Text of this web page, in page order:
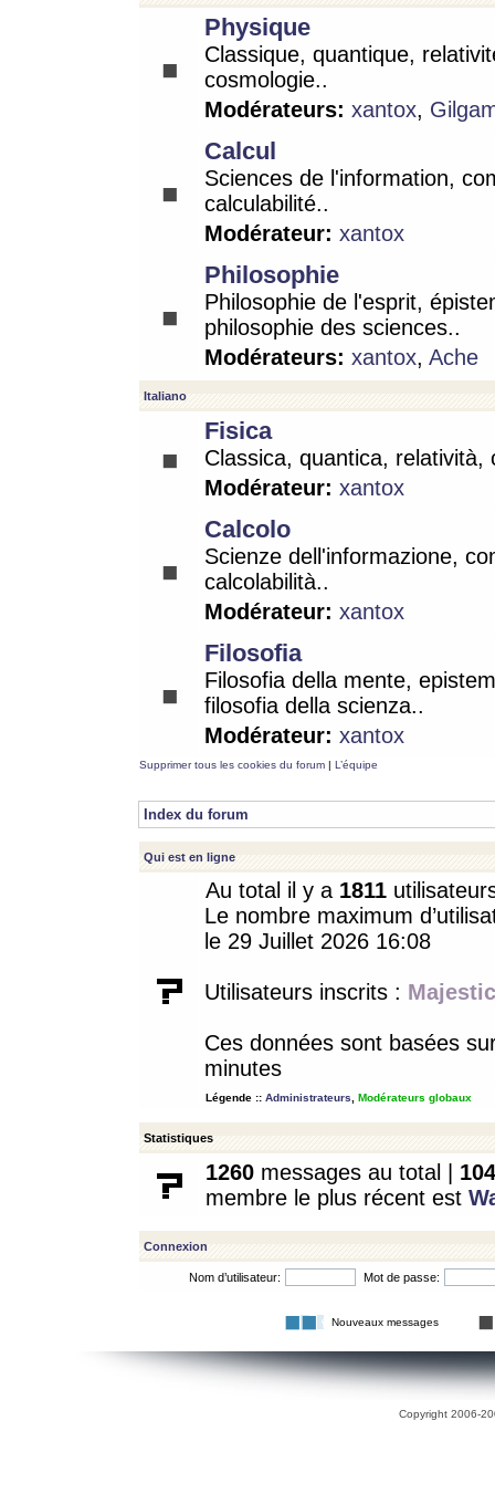
Physique
Classique, quantique,
cosmologie..
Modérateurs: xantox,
Calcul
Sciences de l'information,
calculabilité..
Modérateur: xantox
Philosophie
Philosophie de l'esprit,
philosophie des sciences..
Modérateurs: xantox, Ache
Italiano
Fisica
Classica, quantica, relatività,
Modérateur: xantox
Calcolo
Scienze dell'informazione,
calcolabilità..
Modérateur: xantox
Filosofia
Filosofia della mente,
filosofia della scienza..
Modérateur: xantox
Supprimer tous les cookies du forum | L’équipe
Index du forum
Qui est en ligne
Au total il y a 1811
Le nombre maximum
le 29 Juillet 2026 16:08
Utilisateurs inscrits :
Ces données sont basées
minutes
Légende :: Administrateurs Modérateurs globaux
Statistiques
1260 messages au total | 104
membre le plus récent est
Connexion
Nom d’utilisateur: Mot de passe:
Nouveaux messages
Copyright 2006-